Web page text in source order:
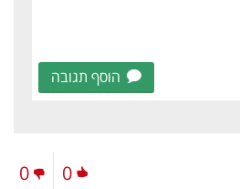
הוסף תגובה
0
0